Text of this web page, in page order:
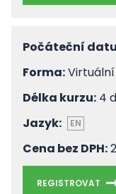
Počáteční
Forma:Virtuální
Délka kurzu: 4
Jazyk:
EN
Cena bez DPH:
REGISTROVAT